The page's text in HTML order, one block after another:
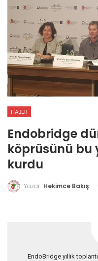
HABER
Endobridge
köprüsünü bu
kurdu
Yazar: Hekimce Bakış
EndoBridge yıllık